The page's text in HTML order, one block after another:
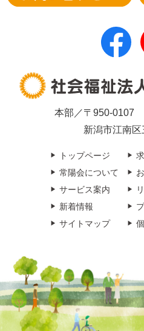
本部／〒950-0107
新潟市江南
トップページ
常陽会について
サービス案内
新着情報
サイトマップ